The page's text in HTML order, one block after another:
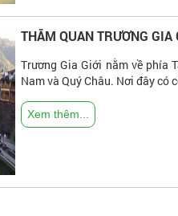
THĂM QUAN TRƯƠNG GIA
Trương Gia Giới nằm về phía
Nam và Quý Châu. Nơi đây có
Xem thêm...